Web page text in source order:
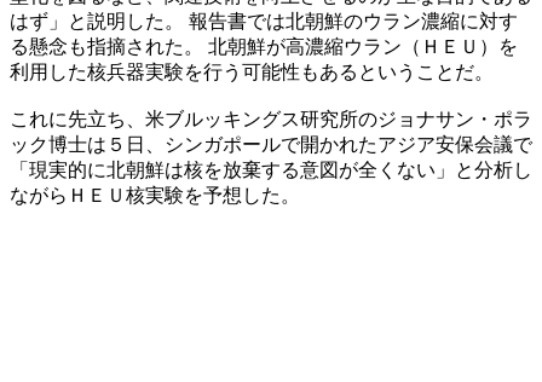
はず」と説明した。 報告書では北朝鮮のウラン濃縮に対す
る懸念も指摘された。 北朝鮮が高濃縮ウラン（ＨＥＵ）を
利用した核兵器実験を行う可能性もあるということだ。
これに先立ち、米ブルッキングス研究所のジョナサン・ポラ
ック博士は５日、シンガポールで開かれたアジア安保会議で
「現実的に北朝鮮は核を放棄する意図が全くない」と分析し
ながらＨＥＵ核実験を予想した。